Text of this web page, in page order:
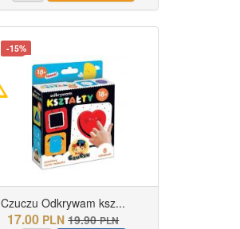
-15%
Czuczu Odkrywam ksz...
17.00 PLN 19.90 PLN